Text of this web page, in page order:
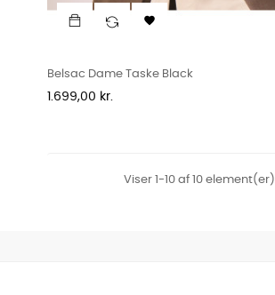

Belsac Dame Taske Black
Pris
1.699,00 kr.
Viser 1-10 af 10 element(er)